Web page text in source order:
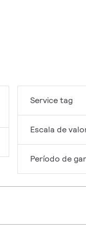
Service tag
Escala de
Período de